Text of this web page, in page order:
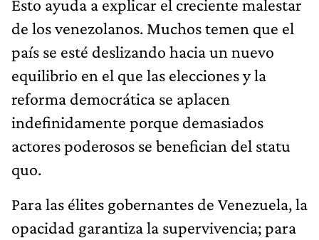
Esto ayuda a explicar el creciente malestar
de los venezolanos. Muchos temen que el
país se esté deslizando hacia un nuevo
equilibrio en el que las elecciones y la
reforma democrática se aplacen
indefinidamente porque demasiados
actores poderosos se benefician del statu
quo.
Para las élites gobernantes de Venezuela, la
opacidad garantiza la supervivencia; para